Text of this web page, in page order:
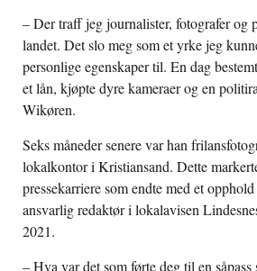
– Der traff jeg journalister, fotografer og
landet. Det slo meg som et yrke jeg
personlige egenskaper til. En dag
et lån, kjøpte dyre kameraer og en
Wikøren.
Seks måneder senere var han
lokalkontor i Kristiansand. Dette
pressekarriere som endte med et
ansvarlig redaktør i lokalavisen
2021.
– Hva var det som førte deg til en